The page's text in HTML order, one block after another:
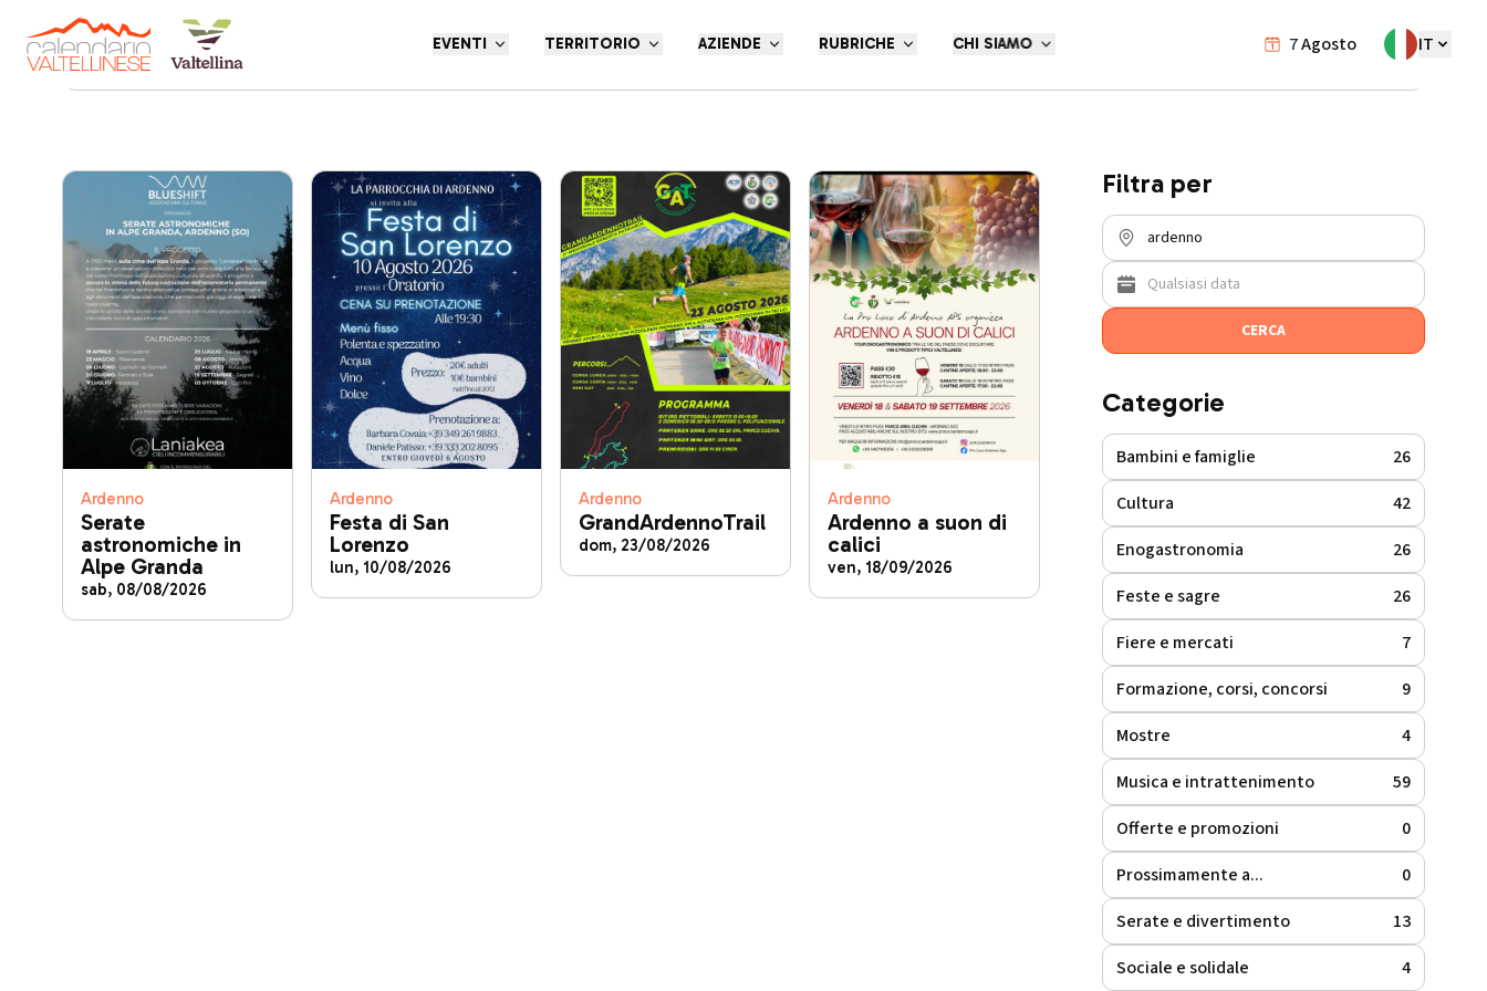
7Agosto IT
EVENTI TERRITORIO AZIENDE RUBRICHE CHI SIAMO
Torna indietro Eventi ardenno
Filtra per
CERCA
Categorie
Bambini e famiglie
26
Cultura
42
Enogastronomia
26
Feste e sagre
26
Fiere e mercati
7
Formazione, corsi, concorsi
9
Mostre
4
Musica e intrattenimento
59
Offerte e promozioni
0
Prossimamente a...
0
Serate e divertimento
13
Sociale e solidale
4
Ardenno
Serate
astronomiche in
Alpe Granda
sab, 08/08/2026
Ardenno
Festa di San
Lorenzo
lun, 10/08/2026
Ardenno
GrandArdennoTrail
dom, 23/08/2026
Ardenno
Ardenno a suon di
calici
ven, 18/09/2026